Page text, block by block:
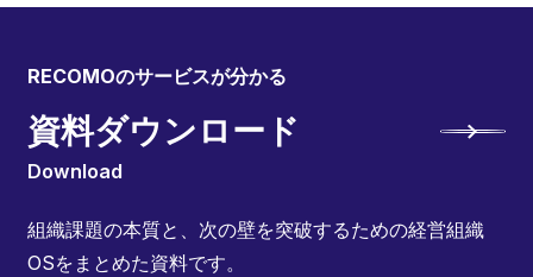
RECOMOのサービスが分かる
資料ダウンロード
Download
組織課題の本質と、次の壁を突破するための経営組織
OSをまとめた資料です。